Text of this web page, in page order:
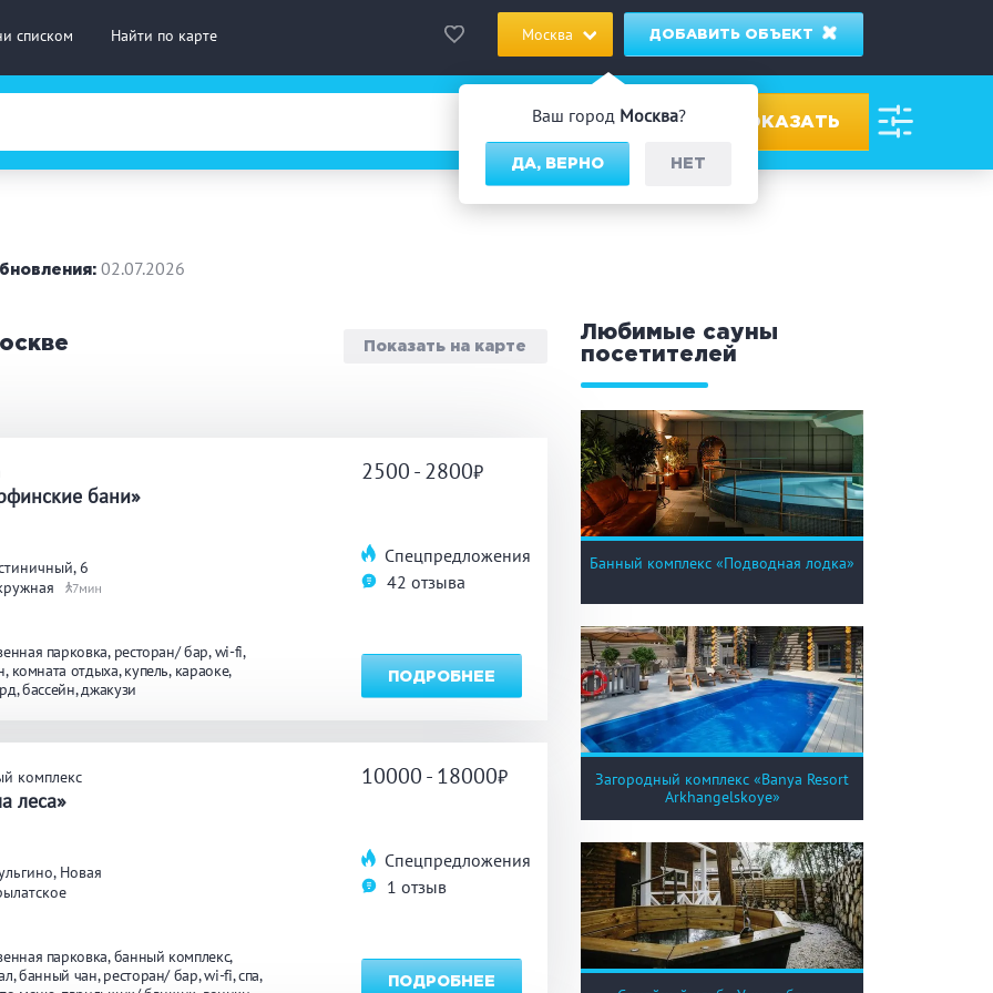
списком Найти по карте Москва
Ваш город Москва?
ДА, ВЕРНО НЕТ
ДОБАВИТЬ ОБЪЕКТ
На дровах
бочка
Парильщик/ банщик
Гидромассаж
Банный чан
Общественные бани Банный комплекс
Бассейн на улице
Обливная кадушка
Караоке Кальян Настольные игры
Ресторан/ бар
берегу водоема
Собственная парковка
02.07.2026
Показать на карте
бани»
6
7
парковка ресторан/ бар wi-fi
комната отдыха купель караоке
бассейн джакузи
2500 - 2800
Спецпредложения
42 отзыва
ПОДРОБНЕЕ
комплекс
леса»
Новая
парковка банный комплекс
банный чан ресторан/ бар wi-fi спа
10000 - 18000
Спецпредложения
1 отзыв
ПОДРОБНЕЕ
Любимые сауны
посетителей
Банный комплекс «Подводная лодка»
Загородный комплекс «Banya Resort
Arkhangelskoye»